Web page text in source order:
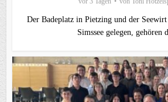
Der Badeplatz in Pietzing und der
Simssee gelegen, gehören